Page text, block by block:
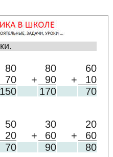
80 80
60
70 + 90 +
10
150 170 70
50 30
20
20 + 60 +
60
70 90 80